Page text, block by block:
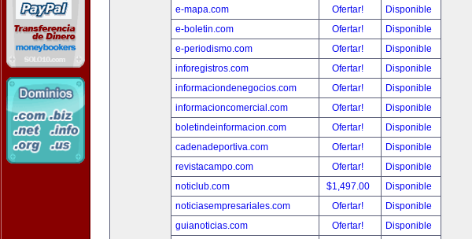
e-mapa.com
Ofertar!
Disponible
e-boletin.com
Ofertar!
Disponible
e-periodismo.com
Ofertar!
Disponible
inforegistros.com
Ofertar!
Disponible
informaciondenegocios.com
Ofertar!
Disponible
informacioncomercial.com
Ofertar!
Disponible
boletindeinformacion.com
Ofertar!
Disponible
cadenadeportiva.com
Ofertar!
Disponible
revistacampo.com
Ofertar!
Disponible
noticlub.com
$1,497.00
Disponible
noticiasempresariales.com
Ofertar!
Disponible
guianoticias.com
Ofertar!
Disponible